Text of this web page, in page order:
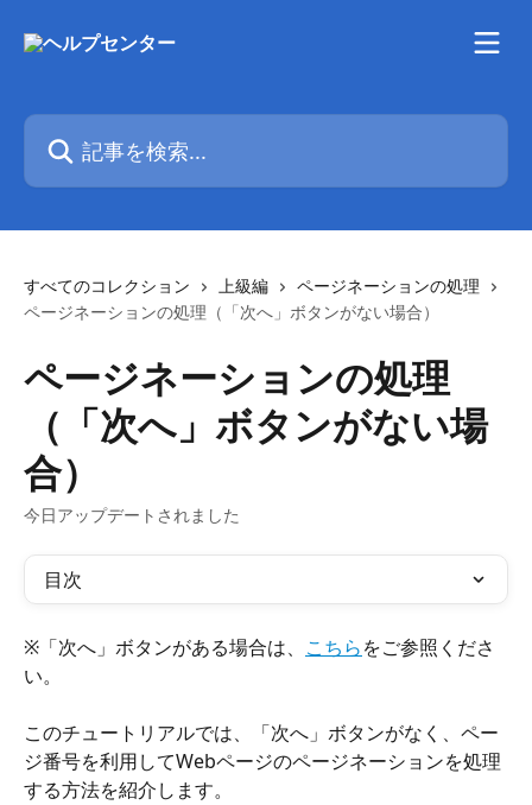
記事を検索...
すべてのコレクション 上級編
ページネーションの処理
ページネーションの処理（「次へ」ボタンがない場合）
ページネーションの処理
（「次へ」ボタンがない場
合）
今日アップデートされました
目次
※「次へ」ボタンがある場合は、 こちらをご参照くださ
い。
このチュートリアルでは、「次へ」ボタンがなく、ペー
ジ番号を利用してWebページのページネーションを処理
する方法を紹介します。